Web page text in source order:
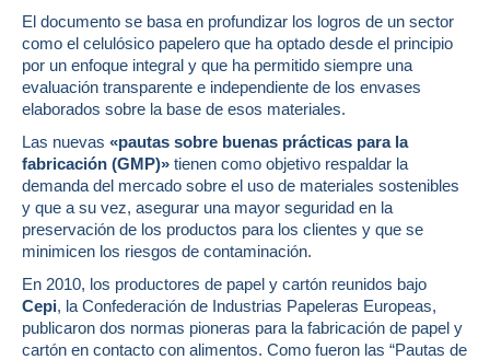
El documento se basa en profundizar los logros de un sector
como el celulósico papelero que ha optado desde el principio
por un enfoque integral y que ha permitido siempre una
evaluación transparente e independiente de los envases
elaborados sobre la base de esos materiales.
Las nuevas «pautas sobre buenas prácticas para la
fabricación (GMP)» tienen como objetivo respaldar la
demanda del mercado sobre el uso de materiales sostenibles
y que a su vez, asegurar una mayor seguridad en la
preservación de los productos para los clientes y que se
minimicen los riesgos de contaminación.
En 2010, los productores de papel y cartón reunidos bajo
Cepi, la Confederación de Industrias Papeleras Europeas,
publicaron dos normas pioneras para la fabricación de papel y
cartón en contacto con alimentos. Como fueron las “Pautas de